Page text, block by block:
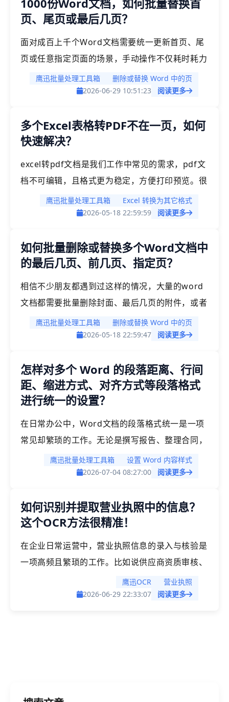
讨一下到底什么样的场景我们需要批量添加pdf超
1000份Word文档，如何批量替换首
页、尾页或最后几页？
面对成百上千个Word文档需要统一更新首页、尾
页或任意指定页面的场景，手动操作不仅耗时耗力
且极易出错。例如年底公司所有合同批量换封面，
合同附件批量更新等等，类似这样的需求有很多，
绍一个高效简单的批量处理办法，1000份word文
档也能批量替换指定页面。
鹰迅批量处理工具箱
删除或替换 Word 中的页
2026-06-29 10:51:23
阅读更多
多个Excel表格转PDF不在一页，如何
快速解决？
excel转pdf文档是我们工作中常见的需求，pdf文
档不可编辑，且格式更为稳定，方便打印预览。很
多小伙伴可能都遇到这样的问题，当我们的excel
表格转为PDF文档时，表格不在同一页，如果一个
本文小编就来介绍一种高效的方法，不仅可以将多
个Excel表格快速一键转为PDF，而且还能确保所
鹰迅批量处理工具箱
Excel 转换为其它格式
2026-05-18 22:59:59
阅读更多
如何批量删除或替换多个Word文档中
的最后几页、前几页、指定页？
相信不少朋友都遇到过这样的情况，大量的word
文档都需要批量删除封面、最后几页的附件，或者
将某几页的内容替换成新的文件，单个文档我们很
好解决，但是如果有大量的文档都要进行这样统一
享一款好用的工具，可以批量删除或替换多个
word中的指定页面，最后几页，前几页，某一页
等。
鹰迅批量处理工具箱
删除或替换 Word 中的页
2026-05-18 22:59:47
阅读更多
怎样对多个 Word 的段落距离、行间
距、缩进方式、对齐方式等段落格式
进行统一的设置？
在日常办公中，Word文档的段落格式统一是一项
常见却繁琐的工作。无论是撰写报告、整理合同，
还是汇编资料，段落距离、行间距、缩进方式、对
齐方式这些细节往往决定了文档的专业程度。尤其
格式时，传统的方法处理就非常折磨人，来试试本
文分享的高效方法吧！
鹰迅批量处理工具箱
设置 Word 内容样式
2026-07-04 08:27:00
阅读更多
如何识别并提取营业执照中的信息？
这个OCR方法很精准！
在企业日常运营中，营业执照信息的录入与核验是
一项高频且繁琐的工作。比如说供应商资质审核、
客户开户登记，或者财务报税归档的场景中，都需
要从营业执照中准确提取公司名称、统一社会信用
鹰迅OCR
营业执照
2026-06-29 22:33:07
阅读更多